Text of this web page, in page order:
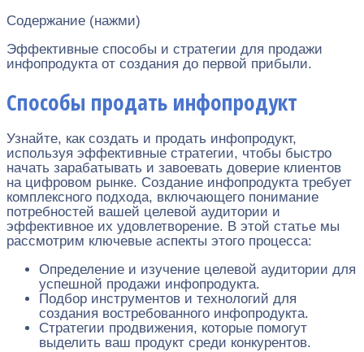
Содержание (нажми)
Эффективные способы и стратегии для продажи
инфопродукта от создания до первой прибыли.
Способы продать инфопродукт
Узнайте, как создать и продать инфопродукт,
используя эффективные стратегии, чтобы быстро
начать зарабатывать и завоевать доверие клиентов
на цифровом рынке. Создание инфопродукта требует
комплексного подхода, включающего понимание
потребностей вашей целевой аудитории и
эффективное их удовлетворение. В этой статье мы
рассмотрим ключевые аспекты этого процесса:
Определение и изучение целевой аудитории для
успешной продажи инфопродукта.
Подбор инструментов и технологий для
создания востребованного инфопродукта.
Стратегии продвижения, которые помогут
выделить ваш продукт среди конкурентов.